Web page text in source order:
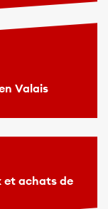
Valais
et achats de